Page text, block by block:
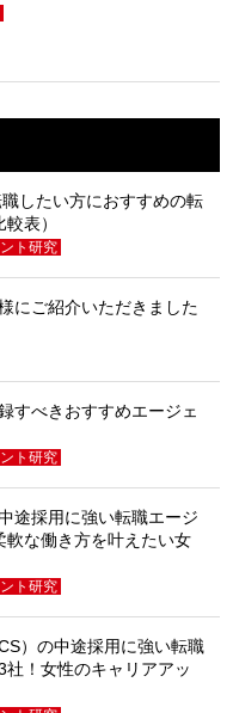
職したい方におすすめの転
表）
ト研究
にご紹介いただきました
すべきおすすめエージェ
ト研究
途採用に強い転職エージ
軟な働き方を叶えたい女
ト研究
）の中途採用に強い転職
！女性のキャリアアッ